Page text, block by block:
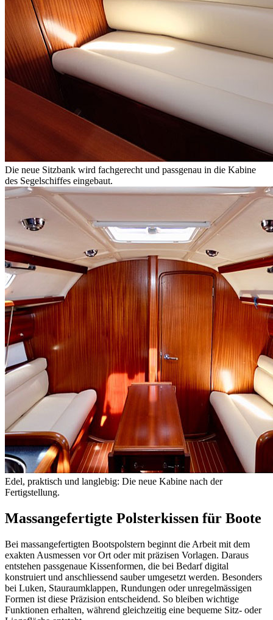
Die neue Sitzbank wird fachgerecht und passgenau in die Kabine
des Segelschiffes eingebaut.
Edel, praktisch und langlebig: Die neue Kabine nach der
Fertigstellung.
Massangefertigte Polsterkissen für Boote
Bei massangefertigten Bootspolstern beginnt die Arbeit mit dem
exakten Ausmessen vor Ort oder mit präzisen Vorlagen. Daraus
entstehen passgenaue Kissenformen, die bei Bedarf digital
konstruiert und anschliessend sauber umgesetzt werden. Besonders
bei Luken, Stauraumklappen, Rundungen oder unregelmässigen
Formen ist diese Präzision entscheidend. So bleiben wichtige
Funktionen erhalten, während gleichzeitig eine bequeme Sitz- oder